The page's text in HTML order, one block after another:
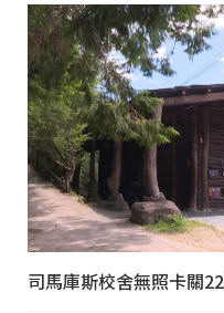
司馬庫斯校舍無照卡關